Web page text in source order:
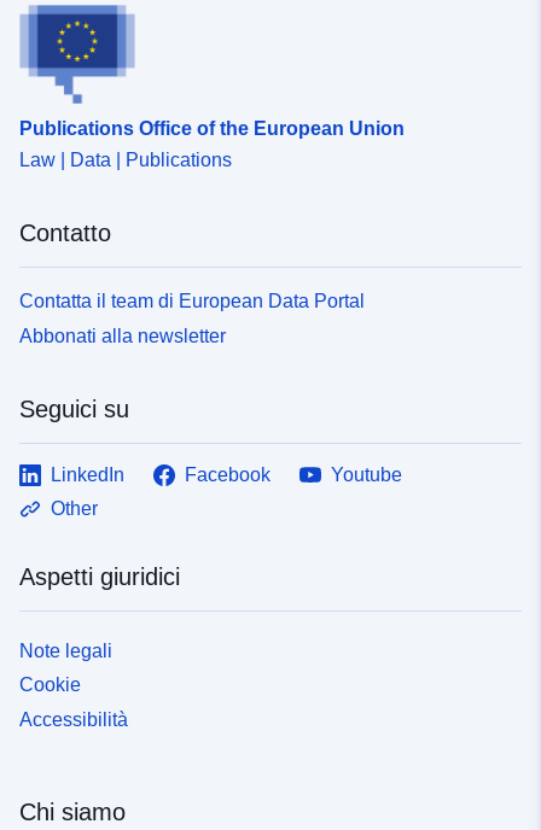
Publications Office of the European Union
Law | Data | Publications
Contatto
Contatta il team di European Data Portal
Abbonati alla newsletter
Seguici su
LinkedIn Facebook
Youtube
Other
Aspetti giuridici
Note legali
Cookie
Accessibilità
Chi siamo